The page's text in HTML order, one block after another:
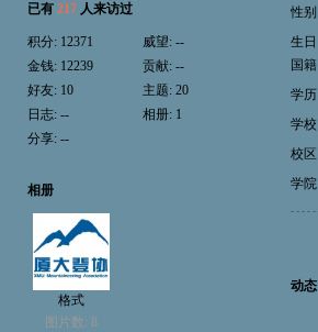
已有 217 人来访过
积分: 12371 威望: --
金钱: 12239 贡献: --
好友: 10 主题: 20
日志: -- 相册: 1
分享: --
相册
格式
图片数: 8
性别
生日
国籍
学历
学校
校区
学院
动态